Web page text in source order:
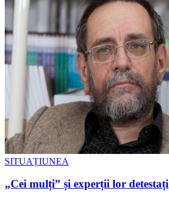
SITUAȚIUNEA
„Cei mulți” și experții lor detestați